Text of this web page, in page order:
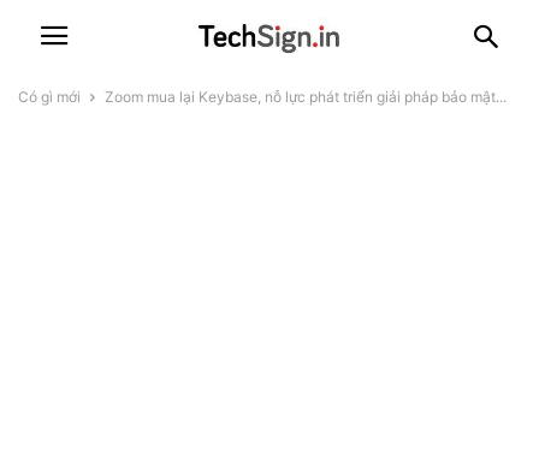
Có gì mới Zoom mua lại Keybase, nỗ lực phát triển giải pháp bảo mật...